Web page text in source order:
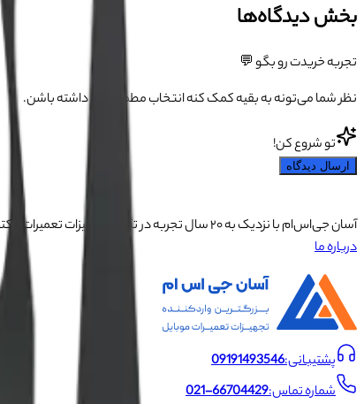
بخش دیدگاه‌ها
تجربه خریدت رو بگو 💬
نظر شما می‌تونه به بقیه کمک کنه انتخاب مطمئن‌تری داشته باشن.
تو شروع کن!
ارسال دیدگاه
آسان جی‌اس‌ام با نزدیک به ۲۰ سال تجربه در تأمین تجهیزات تعمیرات الکترونیک، آموزش تخصصی موبایل و ارائه خدمات تعمیر تلفن همراه و لوازم جانبی، با تکیه بر تیمی حرفه‌ای، رضایت و اعتماد مشتریان را اولویت اصلی خود قرار داده است.
درباره ما
پشتیبانی:09191493546
شماره تماس:021-66704429